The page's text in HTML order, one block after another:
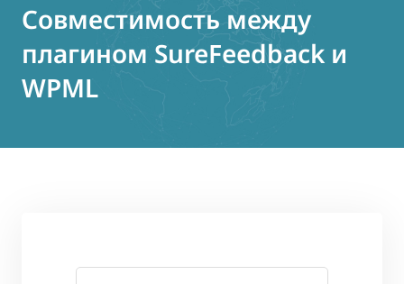
Совместимость между
плагином SureFeedback и
WPML